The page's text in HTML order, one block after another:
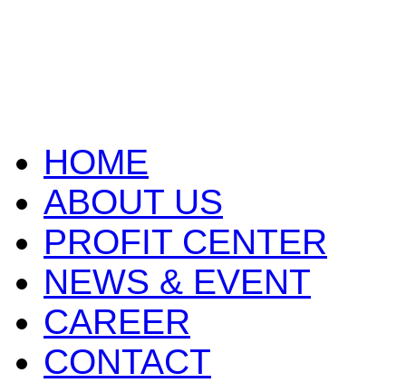
HOME
ABOUT US
PROFIT CENTER
NEWS & EVENT
CAREER
CONTACT